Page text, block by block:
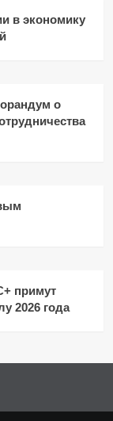
в экономику
о
примут
2026 года